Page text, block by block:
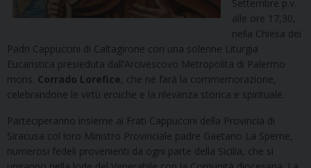
Settembre p.v.
alle ore 17,30,
nella Chiesa dei
Padri Cappuccini di Caltagirone con una solenne Liturgia
Eucaristica presieduta dall’Arcivescovo Metropolita di Palermo
mons. Corrado Lorefice, che ne farà la commemorazione,
celebrandone le virtù eroiche e la rilevanza storica e spirituale.
Parteciperanno insieme ai Frati Cappuccini della Provincia di
Siracusa col loro Ministro Provinciale padre Gaetano La Speme,
numerosi fedeli provenienti da ogni parte della Sicilia, che si